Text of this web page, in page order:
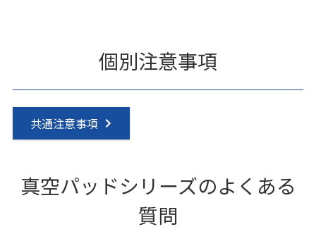
個別注意事項
共通注意事項
真空パッドシリーズのよくある
質問